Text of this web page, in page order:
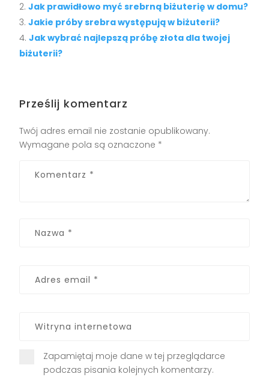
Jak prawidłowo myć srebrną biżuterię w domu?
Jakie próby srebra występują w biżuterii?
Jak wybrać najlepszą próbę złota dla twojej
biżuterii?
Prześlij komentarz
Twój adres email nie zostanie opublikowany.
Wymagane pola są oznaczone *
Zapamiętaj moje dane w tej przeglądarce
podczas pisania kolejnych komentarzy.